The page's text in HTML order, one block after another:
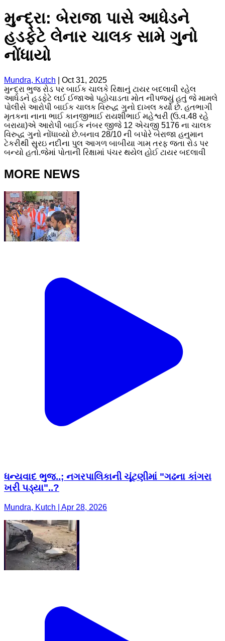
મુન્દ્રા: બેરાજા પાસે આધેડને
હડફેટે લેનાર ચાલક સામે ગુનો
નોંધાયો
Mundra, Kutch
Oct 31, 2025
મુન્દ્રા ભુજ રોડ પર બાઈક ચાલકે રિક્ષાનું ટાયર બદલાવી રહેલ
આધેડને હડફેટે લઈ ઈજાઓ પહોચાડતા મોત નીપજ્યું હતું જે મામલે
પોલીસે આરોપી બાઈક ચાલક વિરુદ્ધ ગુનો દાખલ કર્યો છે. હતભાગી
મૃતકના નાના ભાઈ કાનજીભાઈ રાયશીભાઈ મહેશ્વરી (ઉ.વ.48 રહે
બરાયા)એ આરોપી બાઈક નંબર જીજે 12 એચજી 5176 ના ચાલક
વિરુદ્ધ ગુનો નોંધાવ્યો છે.બનાવ 28/10 ની બપોરે બેરાજા હનુમાન
ટેકરીથી સુરઇ નદીના પુલ આગળ બાબીયા ગામ તરફ જતા રોડ પર
બન્યો હતો.જેમાં પોતાની રિક્ષામાં પંચર થયેલ હોઈ ટાયર બદલાવી
MORE NEWS
ધન્યવાદ ભુજ..; નગરપાલિકાની ચૂંટણીમાં "ગઢના કાંગરા
ખરી પડ્યા"..?
Mundra, Kutch | Apr 28, 2026